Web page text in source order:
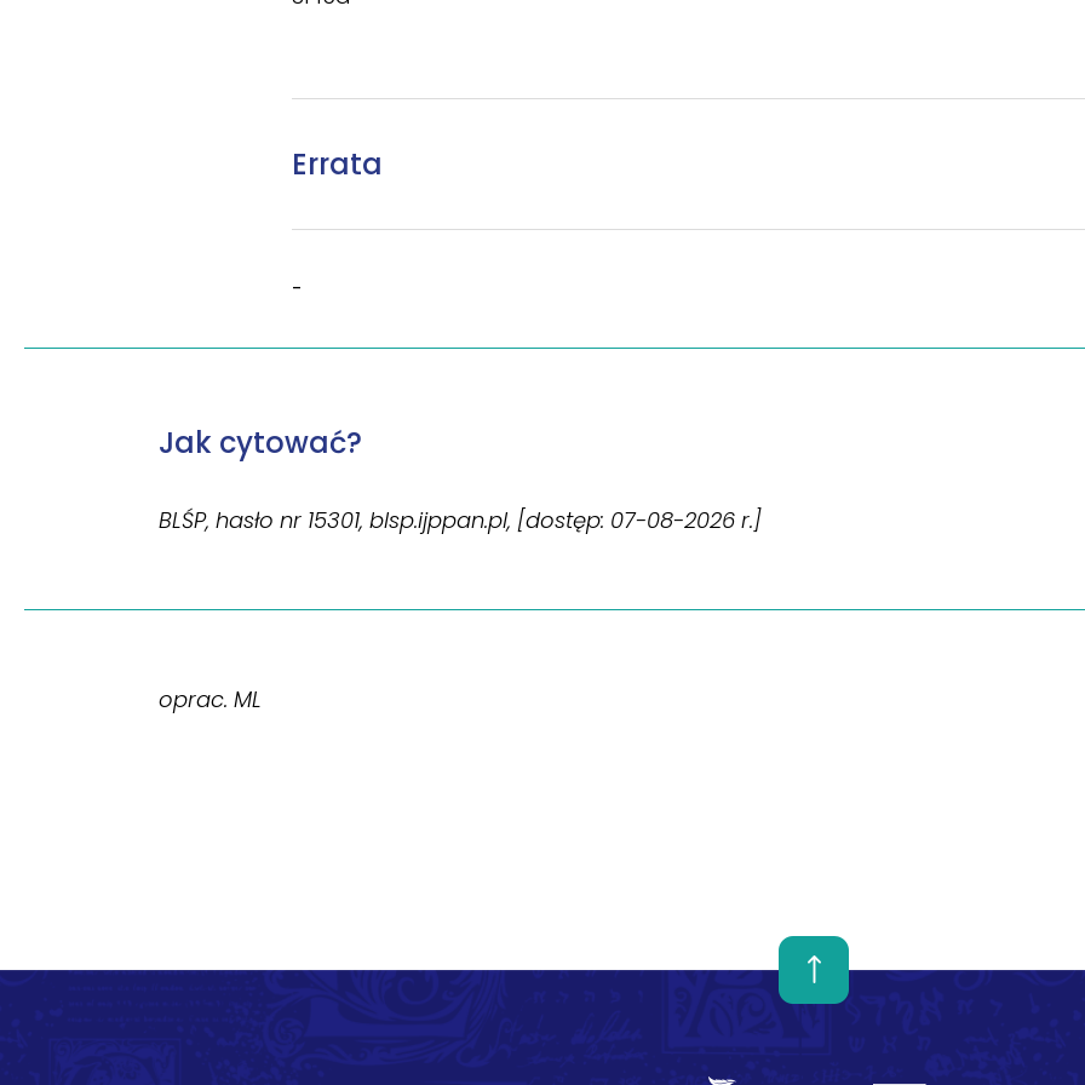
Errata
-
Jak cytować?
BLŚP, hasło nr 15301, blsp.ijppan.pl, [dostęp: 07-08-2026 r.]
oprac. ML